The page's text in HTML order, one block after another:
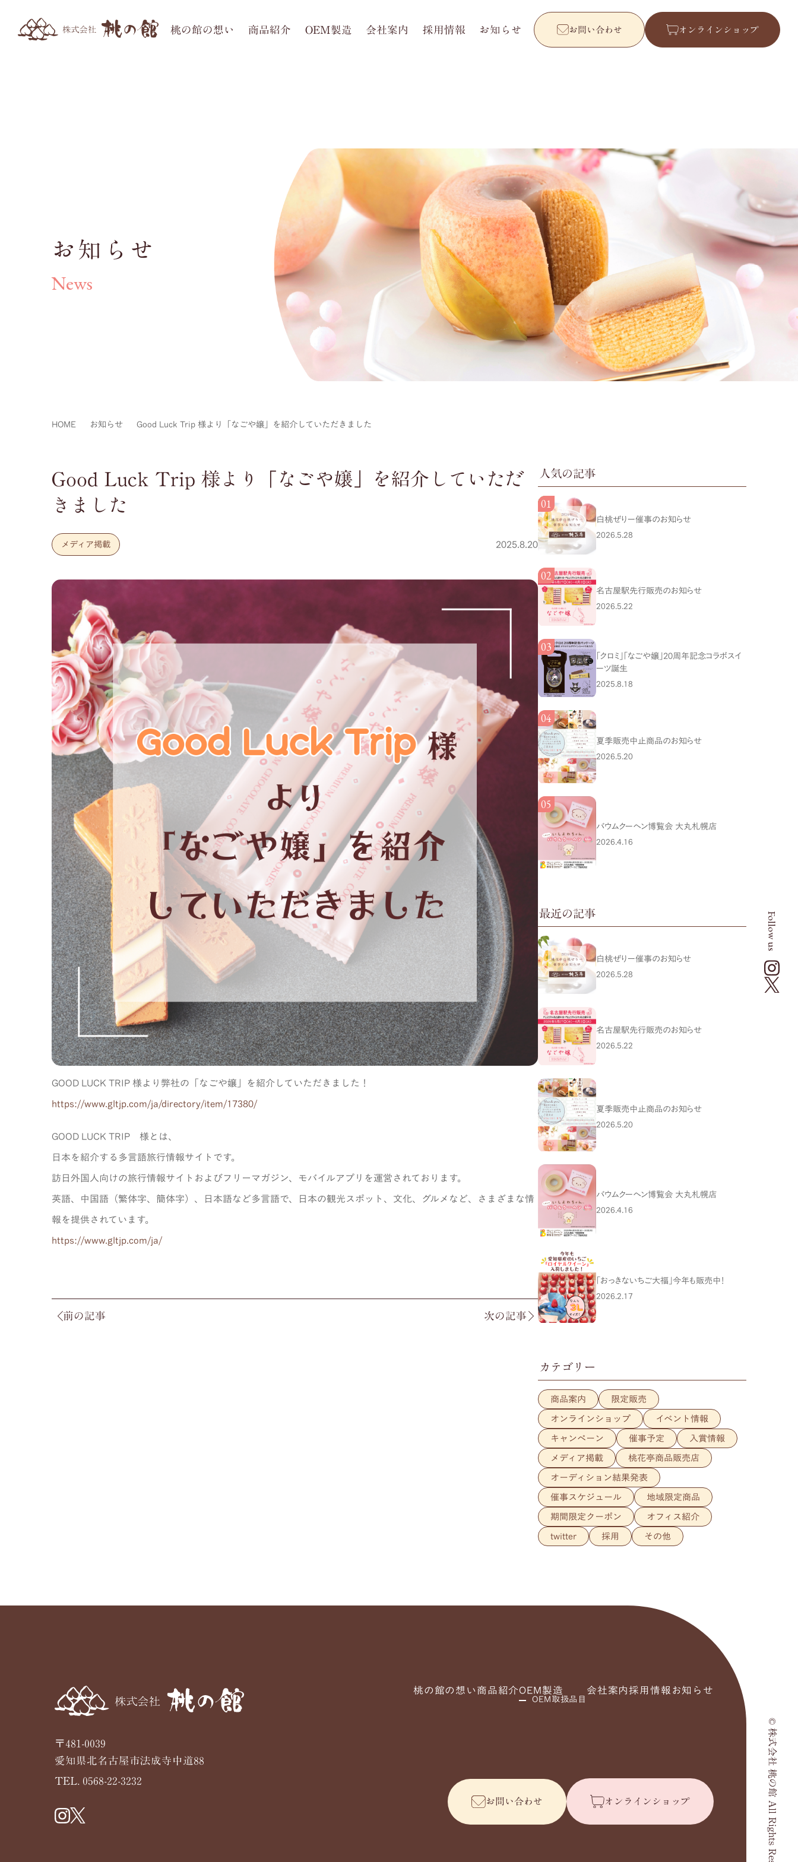
桃の館の想い 商品紹介 OEM製造 会社案内 採用情報 お知らせ お問い合わせ オンラインショップ
Follow us
お知らせ
News
HOME お知らせ Good Luck Trip 様より「なごや嬢」を紹介していただきました
Good Luck Trip 様より「なごや嬢」を紹介していただ
きました
メディア掲載 2025.8.20
GOOD LUCK TRIP 様より弊社の「なごや嬢」を紹介していただきました！
https://www.gltjp.com/ja/directory/item/17380/
GOOD LUCK TRIP 様とは、
日本を紹介する多言語旅行情報サイトです。
訪日外国人向けの旅行情報サイトおよびフリーマガジン、モバイルアプリを運営されております。
英語、中国語（繁体字、簡体字）、日本語など多言語で、日本の観光スポット、文化、グルメなど、さまざまな情
報を提供されています。
https://www.gltjp.com/ja/
前の記事 次の記事
人気の記事
白桃ぜりー催事のお知らせ
2026.5.28
名古屋駅先行販売のお知らせ
2026.5.22
「クロミ」「なごや嬢」20周年記念コラボスイ
ーツ誕生
2025.8.18
夏季販売中止商品のお知らせ
2026.5.20
バウムクーヘン博覧会 大丸札幌店
2026.4.16
最近の記事
白桃ぜりー催事のお知らせ
2026.5.28
名古屋駅先行販売のお知らせ
2026.5.22
夏季販売中止商品のお知らせ
2026.5.20
バウムクーヘン博覧会 大丸札幌店
2026.4.16
「おっきないちご大福」今年も販売中！
2026.2.17
カテゴリー
商品案内 限定販売
オンラインショップ イベント情報
キャンペーン 催事予定 入賞情報
メディア掲載 桃花亭商品販売店
オーディション結果発表
催事スケジュール 地域限定商品
期間限定クーポン オフィス紹介
twitter 採用 その他
〒481-0039
愛知県北名古屋市法成寺中道88
TEL. 0568-22-3232
桃の館の想い商品紹介OEM製造
OEM取扱品目
会社案内採用情報 お知らせ
お問い合わせ オンラインショップ © 株式会社 桃の館 All Rights Reserved.